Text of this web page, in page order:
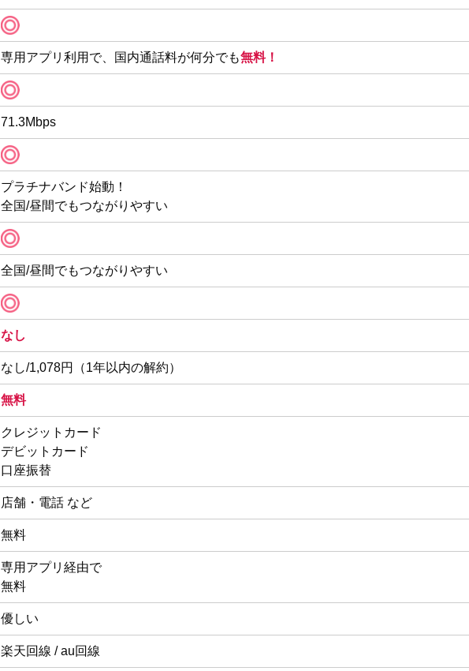
専用アプリ利用で、国内通話料が何分でも無料！
71.3Mbps
プラチナバンド始動！
全国/昼間でもつながりやすい
全国/昼間でもつながりやすい
なし
なし/1,078円（1年以内の解約）
無料
クレジットカード
デビットカード
口座振替
店舗・電話 など
無料
専用アプリ経由で
無料
優しい
楽天回線 / au回線